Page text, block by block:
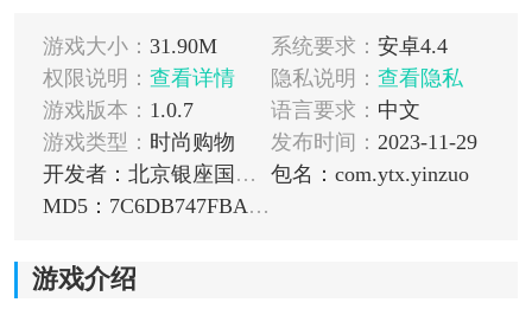
游戏大小： 31.90M 系统要求： 安卓4.4
权限说明： 查看详情 隐私说明： 查看隐私
游戏版本： 1.0.7 语言要求： 中文
游戏类型： 时尚购物 发布时间： 2023-11-29
开发者：北京银座国际拍卖有限公司
包名：com.ytx.yinzuo
MD5：7C6DB747FBA1CC06156CBF0CC8ABE9F5
游戏介绍